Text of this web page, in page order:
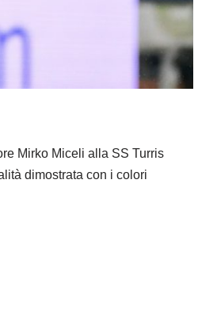
Mirko Miceli alla SS Turris
dimostrata con i colori